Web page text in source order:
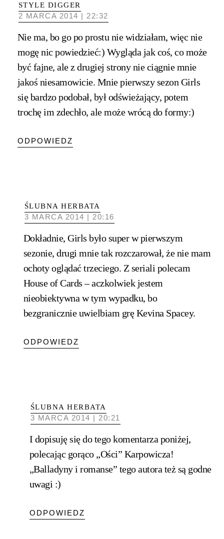
STYLE DIGGER
2 MARCA 2014 | 22:32
Nie ma, bo go po prostu nie widziałam, więc nie
mogę nic powiedzieć:) Wygląda jak coś, co może
być fajne, ale z drugiej strony nie ciągnie mnie
jakoś niesamowicie. Mnie pierwszy sezon Girls
się bardzo podobał, był odświeżający, potem
trochę im zdechło, ale może wrócą do formy:)
ODPOWIEDZ
ŚLUBNA HERBATA
3 MARCA 2014 | 20:16
Dokładnie, Girls było super w pierwszym
sezonie, drugi mnie tak rozczarował, że nie mam
ochoty oglądać trzeciego. Z seriali polecam
House of Cards – aczkolwiek jestem
nieobiektywna w tym wypadku, bo
bezgranicznie uwielbiam grę Kevina Spacey.
ODPOWIEDZ
ŚLUBNA HERBATA
3 MARCA 2014 | 20:21
I dopisuję się do tego komentarza poniżej,
polecając gorąco „Ości” Karpowicza!
„Balladyny i romanse” tego autora też są godne
uwagi :)
ODPOWIEDZ